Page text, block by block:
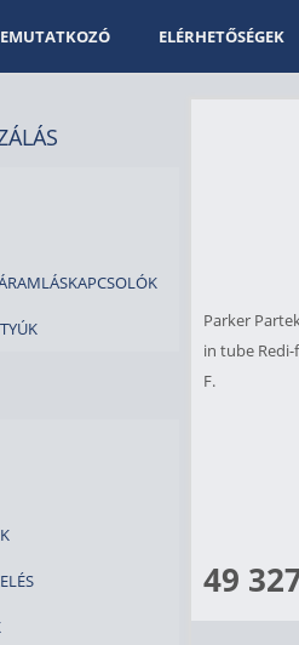
ELÉRHETŐSÉGEK
Parker
in tube Redi-
F.
49